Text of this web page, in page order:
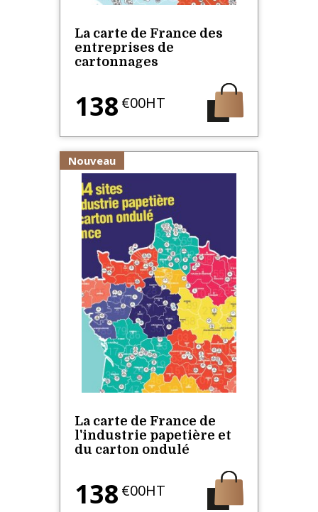
La carte de France des
entreprises de
cartonnages
138 €00HT
Nouveau
La carte de France de
l'industrie papetière et
du carton ondulé
138 €00HT